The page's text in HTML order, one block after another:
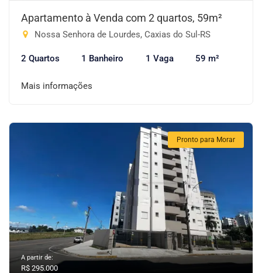
Apartamento à Venda com 2 quartos, 59m²
Nossa Senhora de Lourdes, Caxias do Sul-RS
2 Quartos 1 Banheiro 1 Vaga 59 m²
Mais informações
Pronto para Morar
A partir de:
R$ 295.000